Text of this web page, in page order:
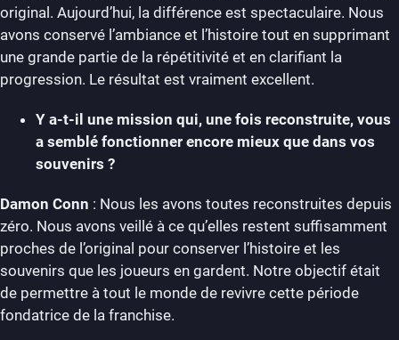
original. Aujourd’hui, la différence est spectaculaire. Nous
avons conservé l’ambiance et l’histoire tout en supprimant
une grande partie de la répétitivité et en clarifiant la
progression. Le résultat est vraiment excellent.
Y a-t-il une mission qui, une fois reconstruite, vous
a semblé fonctionner encore mieux que dans vos
souvenirs ?
Damon Conn : Nous les avons toutes reconstruites depuis
zéro. Nous avons veillé à ce qu’elles restent suffisamment
proches de l’original pour conserver l’histoire et les
souvenirs que les joueurs en gardent. Notre objectif était
de permettre à tout le monde de revivre cette période
fondatrice de la franchise.